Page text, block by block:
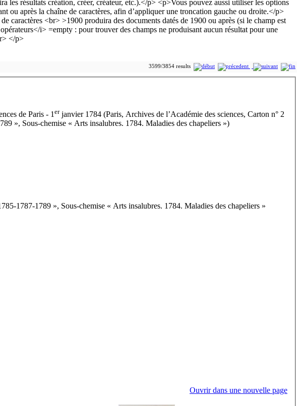
3599/3854 results
de Paris - 1 erjanvier 1784 (Paris, Archives de l’Académie des sciences, Carton n° 2
», Sous-chemise « Arts insalubres. 1784. Maladies des chapeliers »)
1787-1789 », Sous-chemise « Arts insalubres. 1784. Maladies des chapeliers »
Ouvrir dans une nouvelle page